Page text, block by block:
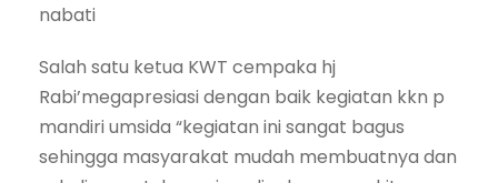
nabati
Salah satu ketua KWT cempaka hj
Rabi’megapresiasi dengan baik kegiatan kkn p
mandiri umsida “kegiatan ini sangat bagus
sehingga masyarakat mudah membuatnya dan